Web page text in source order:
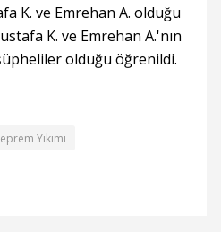
K. ve Emrehan A. olduğu
K. ve Emrehan A.'nın
olduğu öğrenildi.
Yıkımı